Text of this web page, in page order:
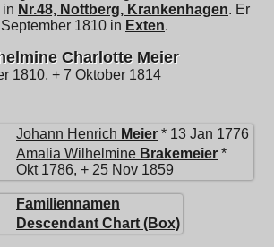
in Nr.48, Nottberg, Krankenhagen. Er
1810 in Exten.
Charlotte Meier
1810, + 7 Oktober 1814
Johann Henrich Meier * 13 Jan 1776
Amalia Wilhelmine Brakemeier *
Okt 1786, + 25 Nov 1859
Familiennamen
Descendant Chart (Box)